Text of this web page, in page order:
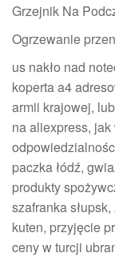
Grzejnik Na
Ogrzewanie
us nakło nad
koperta a4
armii krajowej,
na aliexpress,
paczka łódź,
produkty
szafranka
kuten, przyjęcie
ceny w turcji